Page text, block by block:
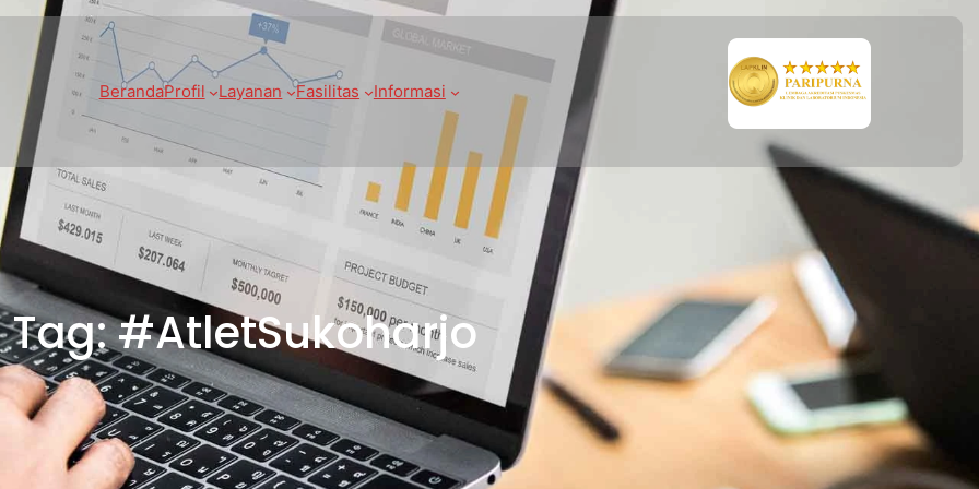
BerandaProfil Layanan Fasilitas Informasi
Tag:#AtletSukoharjo